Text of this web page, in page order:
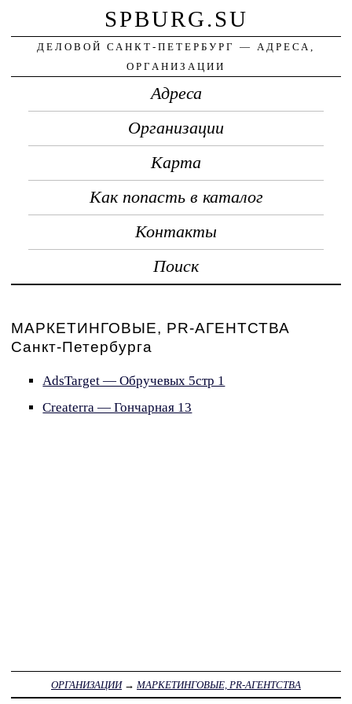
SPBURG.SU
ДЕЛОВОЙ САНКТ-ПЕТЕРБУРГ — АДРЕСА,
ОРГАНИЗАЦИИ
Адреса
Организации
Карта
Как попасть в каталог
Контакты
Поиск
МАРКЕТИНГОВЫЕ, PR-АГЕНТСТВА
Санкт-Петербурга
AdsTarget — Обручевых 5стр 1
Createrra — Гончарная 13
ОРГАНИЗАЦИИ→ МАРКЕТИНГОВЫЕ, PR-АГЕНТСТВА